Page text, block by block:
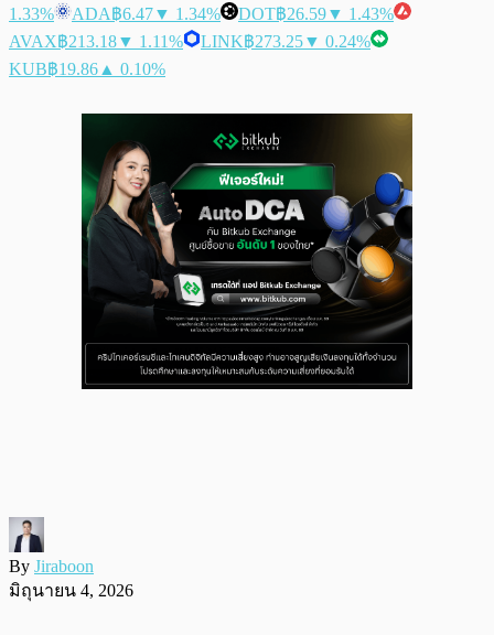
1.33%
ADA฿6.47▼ 1.34% DOT฿26.59▼ 1.43%
AVAX฿213.18▼ 1.11% LINK฿273.25▼ 0.24%
KUB฿19.86 ▲ 0.10%
By Jiraboon
มิถุนายน 4, 2026